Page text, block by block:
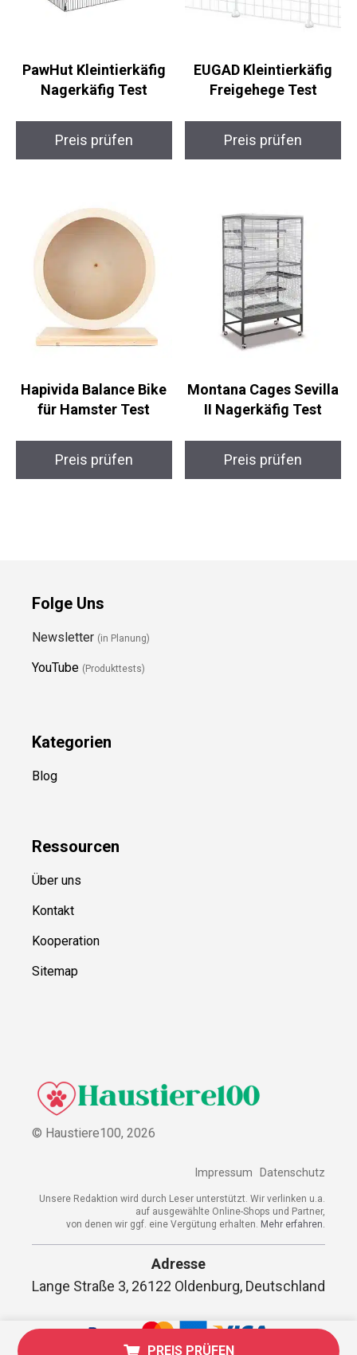
PawHut Kleintierkäfig
Nagerkäfig Test
Preis prüfen
EUGAD Kleintierkäfig
Freigehege Test
Preis prüfen
Hapivida Balance Bike
für Hamster Test
Preis prüfen
Montana Cages Sevilla
II Nagerkäfig Test
Preis prüfen
PREIS PRÜFEN
Folge Uns
Newsletter (in Planung)
YouTube (Produkttests)
Kategorien
Blog
Ressourcen
Über uns
Kontakt
Kooperation
Sitemap
© Haustiere100, 2026
Impressum Datenschutz
Unsere Redaktion wird durch Leser unterstützt. Wir verlinken u.a.
auf ausgewählte Online-Shops und Partner,
von denen wir ggf. eine Vergütung erhalten. Mehr erfahren.
Adresse
Lange Straße 3, 26122 Oldenburg, Deutschland